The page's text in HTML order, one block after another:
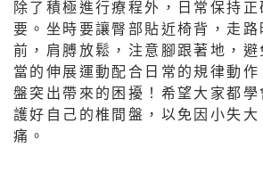
除了積極進行療程外，日常保持正
要。坐時要讓臀部貼近椅背，走路
前，肩膊放鬆，注意腳跟著地，
當的伸展運動配合日常的規律動作
盤突出帶來的困擾！希望大家都
護好自己的椎間盤，以免因小失大
痛。